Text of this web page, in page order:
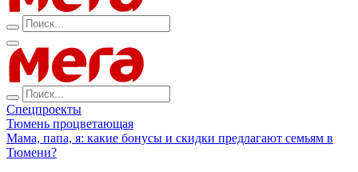
Спецпроекты
Тюмень процветающая
Мама, папа, я: какие бонусы и скидки предлагают семьям в
Тюмени?